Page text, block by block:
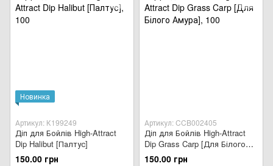
Новинка
Артикул: К199249
Діп для Бойлів High-Attract
Dip Halibut [Палтус]
150.00 грн
Артикул: CCB002405
Діп для Бойлів High-Attract
Dip Grass Carp [Для Білого
Амура]
150.00 грн